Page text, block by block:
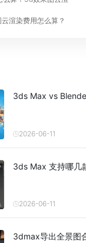
渲染费用怎么算？
3ds Max vs
2026-06-11
3ds Max 支持哪几
2026-06-11
3dmax导出全景图